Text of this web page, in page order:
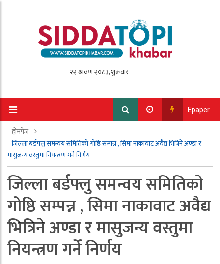
Epaper
होमपेज
जिल्ला बर्डफ्लु समन्वय समितिको गोष्ठि सम्पन्न , सिमा नाकावाट अवैद्य भित्रिने अण्डा र
मासुजन्य वस्तुमा नियन्त्रण गर्ने निर्णय
जिल्ला बर्डफ्लु समन्वय समितिको
गोष्ठि सम्पन्न , सिमा नाकावाट अवैद्य
भित्रिने अण्डा र मासुजन्य वस्तुमा
नियन्त्रण गर्ने निर्णय